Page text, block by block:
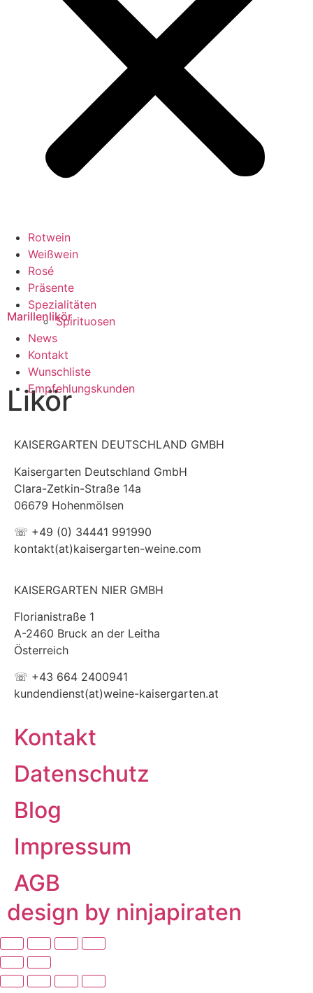
Rotwein
Weißwein
Rosé
Präsente
Spezialitäten
Spirituosen
News
Kontakt
Wunschliste
Empfehlungskunden
Marillenlikör
Likör
KAISERGARTEN DEUTSCHLAND GMBH
Kaisergarten Deutschland GmbH
Clara-Zetkin-Straße 14a
06679 Hohenmölsen
☏ +49 (0) 34441 991990
kontakt(at)kaisergarten-weine.com
KAISERGARTEN NIER GMBH
Florianistraße 1
A-2460 Bruck an der Leitha
Österreich
☏ +43 664 2400941
kundendienst(at)weine-kaisergarten.at
Kontakt
Datenschutz
Blog
Impressum
AGB
design by ninjapiraten